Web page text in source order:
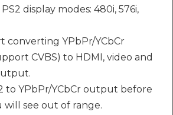
display modes: 480i, 576i,
converting YPbPr/YCbCr
CVBS) to HDMI, video and
to YPbPr/YCbCr output before
will see out of range.